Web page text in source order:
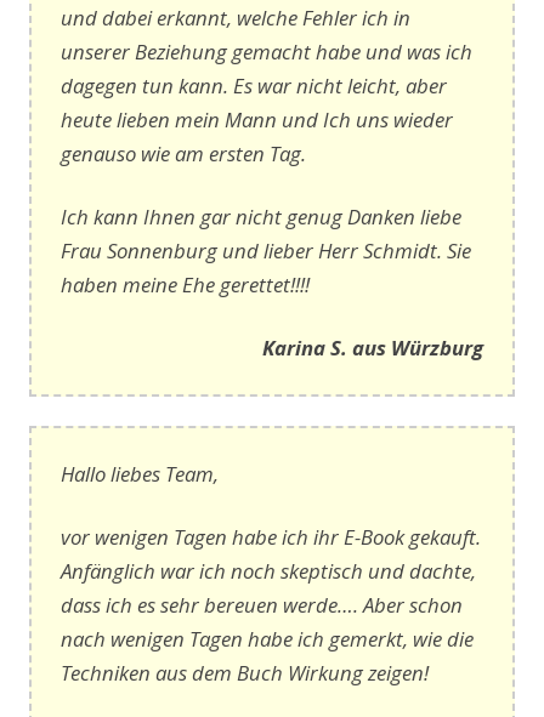
und dabei erkannt, welche Fehler ich in
unserer Beziehung gemacht habe und was ich
dagegen tun kann. Es war nicht leicht, aber
heute lieben mein Mann und Ich uns wieder
genauso wie am ersten Tag.
Ich kann Ihnen gar nicht genug Danken liebe
Frau Sonnenburg und lieber Herr Schmidt. Sie
haben meine Ehe gerettet!!!!
Karina S. aus Würzburg
Hallo liebes Team,
vor wenigen Tagen habe ich ihr E-Book gekauft.
Anfänglich war ich noch skeptisch und dachte,
dass ich es sehr bereuen werde…. Aber schon
nach wenigen Tagen habe ich gemerkt, wie die
Techniken aus dem Buch Wirkung zeigen!